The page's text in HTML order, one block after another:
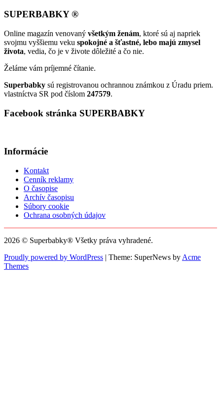
SUPERBABKY ®
Online magazín venovaný všetkým ženám, ktoré sú aj napriek
svojmu vyššiemu veku spokojné a šťastné, lebo majú zmysel
života, vedia, čo je v živote dôležité a čo nie.
Želáme vám príjemné čítanie.
Superbabky sú registrovanou ochrannou známkou z Úradu priem.
vlastníctva SR pod číslom 247579.
Facebook stránka SUPERBABKY
Informácie
Kontakt
Cenník reklamy
O časopise
Archív časopisu
Súbory cookie
Ochrana osobných údajov
2026 © Superbabky® Všetky práva vyhradené.
Proudly powered by WordPress | Theme: SuperNews by Acme
Themes